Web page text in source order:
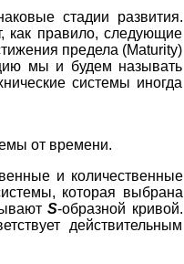
стадии развития.
как правило, следующие
предела (Maturity)
мы и будем называть
системы иногда
от времени.
и количественные
которая выбрана
S-образной кривой.
действительным